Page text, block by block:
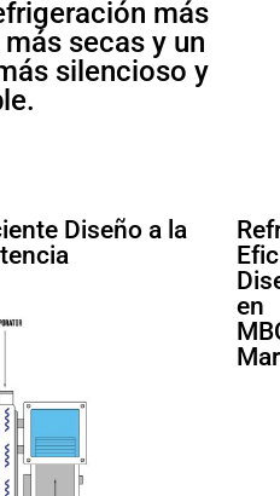
más
secas y un
silencioso y
Diseño a la
en